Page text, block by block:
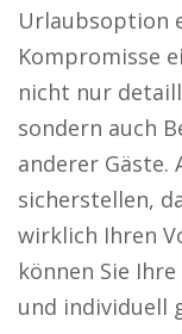
Urlaubsoption
Kompromisse
nicht nur
sondern auch
anderer Gäste.
sicherstellen,
wirklich Ihren
können Sie
und individuell